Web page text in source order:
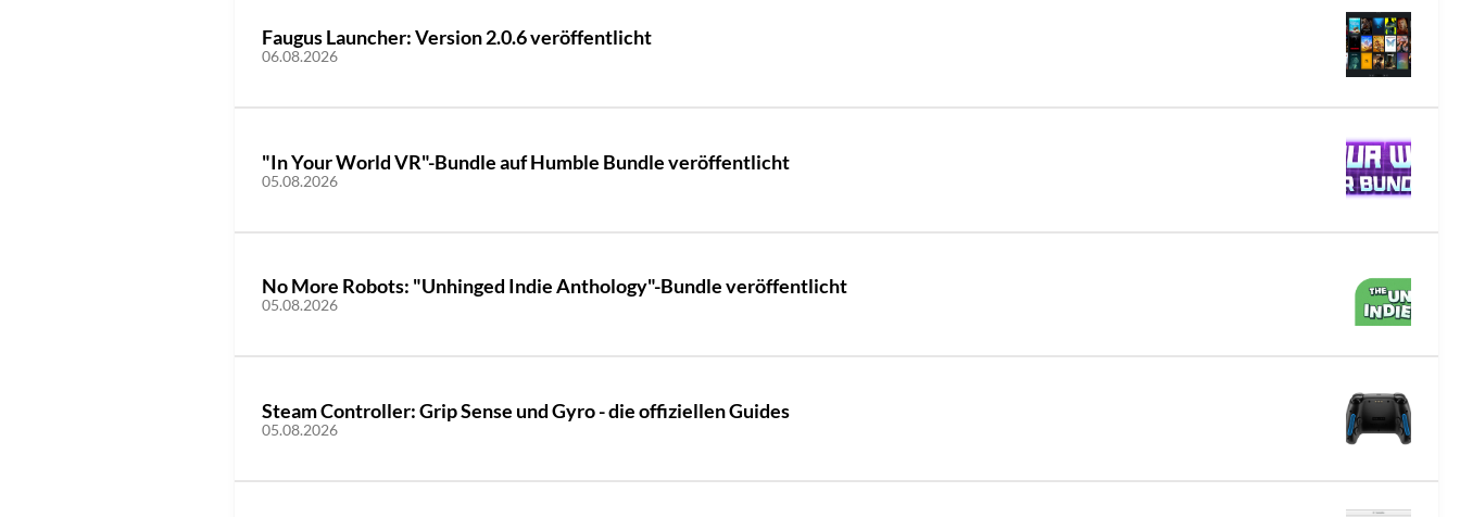
Faugus Launcher: Version 2.0.6 veröffentlicht
06.08.2026
"In Your World VR"-Bundle auf Humble Bundle veröffentlicht
05.08.2026
No More Robots: "Unhinged Indie Anthology"-Bundle veröffentlicht
05.08.2026
Steam Controller: Grip Sense und Gyro - die offiziellen Guides
05.08.2026